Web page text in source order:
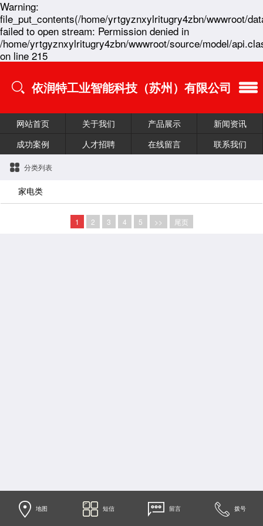
Warning:
file_put_contents(/home/yrtgyznxylritugry4zbn/wwwroot/
failed to open stream: Permission denied in
/home/yrtgyznxylritugry4zbn/wwwroot/source/model/
on line 215
依润特工业智能科技（苏州）有限公司
网站首页 关于我们 产品展示
新闻资讯
成功案例
人才招聘 在线留言 联系我们
分类列表
家电类
1 2 3 4 5 >> 尾页
地图 短信 留言 拨号